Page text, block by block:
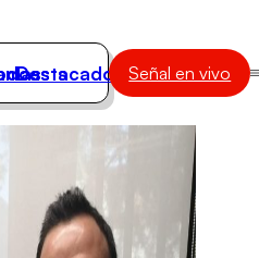
Destacados Señal en vivo